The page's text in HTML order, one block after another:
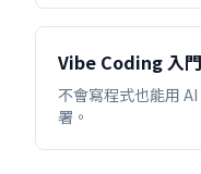
Vibe Coding 入
不會寫程式也能用
署。